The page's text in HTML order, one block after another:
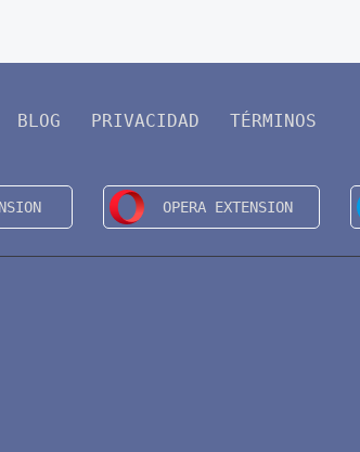
BLOG PRIVACIDAD TÉRMINOS